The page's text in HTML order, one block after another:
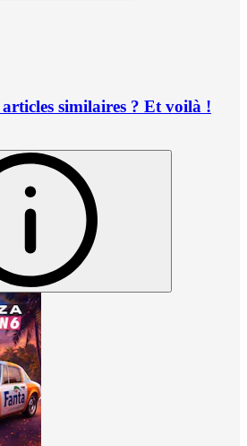
articles similaires ? Et voilà !